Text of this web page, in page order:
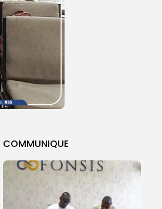
COMMUNIQUE